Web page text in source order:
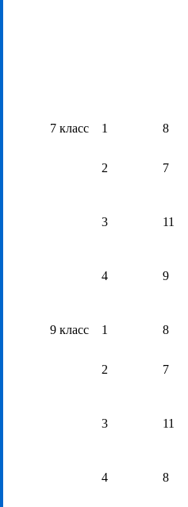
7 класс 1 8
2 7
3 11
4 9
9 класс 1 8
2 7
3 11
4 8